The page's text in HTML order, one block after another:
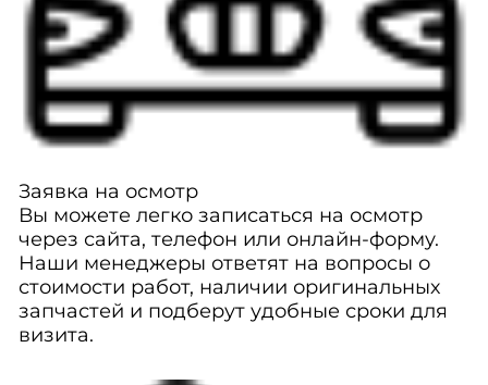
Заявка на осмотр
Вы можете легко записаться на осмотр
через сайта, телефон или онлайн-форму.
Наши менеджеры ответят на вопросы о
стоимости работ, наличии оригинальных
запчастей и подберут удобные сроки для
визита.